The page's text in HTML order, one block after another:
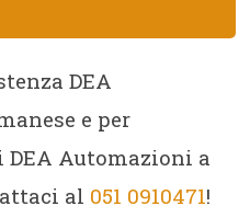
DEA
e per
DEA Automazioni a
al 051 0910471!